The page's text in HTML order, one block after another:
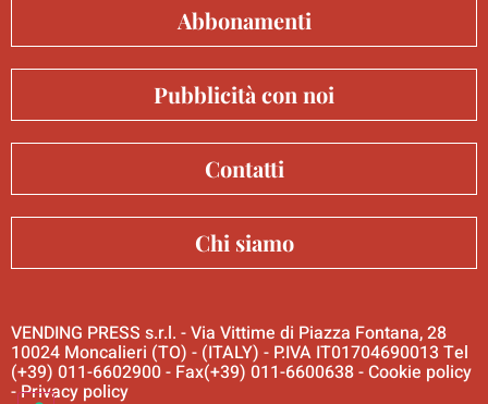
Abbonamenti
Pubblicità con noi
Contatti
Chi siamo
VENDING PRESS s.r.l. - Via Vittime di Piazza Fontana, 28
10024 Moncalieri (TO) - (ITALY) - P.IVA IT01704690013 Tel
(+39) 011-6602900 - Fax(+39) 011-6600638 -Cookie policy
-Privacy policy